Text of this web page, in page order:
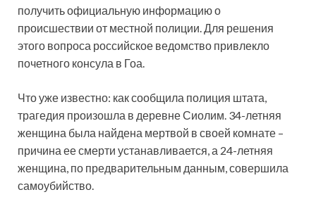
получить официальную информацию о
происшествии от местной полиции. Для решения
этого вопроса российское ведомство привлекло
почетного консула в Гоа.
Что уже известно: как сообщила полиция штата,
трагедия произошла в деревне Сиолим. 34-летняя
женщина была найдена мертвой в своей комнате –
причина ее смерти устанавливается, а 24-летняя
женщина, по предварительным данным, совершила
самоубийство.